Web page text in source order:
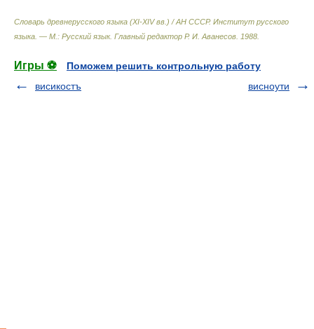
Словарь древнерусского языка (XI-XIV вв.) / АН СССР. Институт русского
языка. — М.: Русский язык. Главный редактор Р. И. Аванесов 1988
Игры ⚽
Поможем решить контрольную работу
висикостъ
висноути